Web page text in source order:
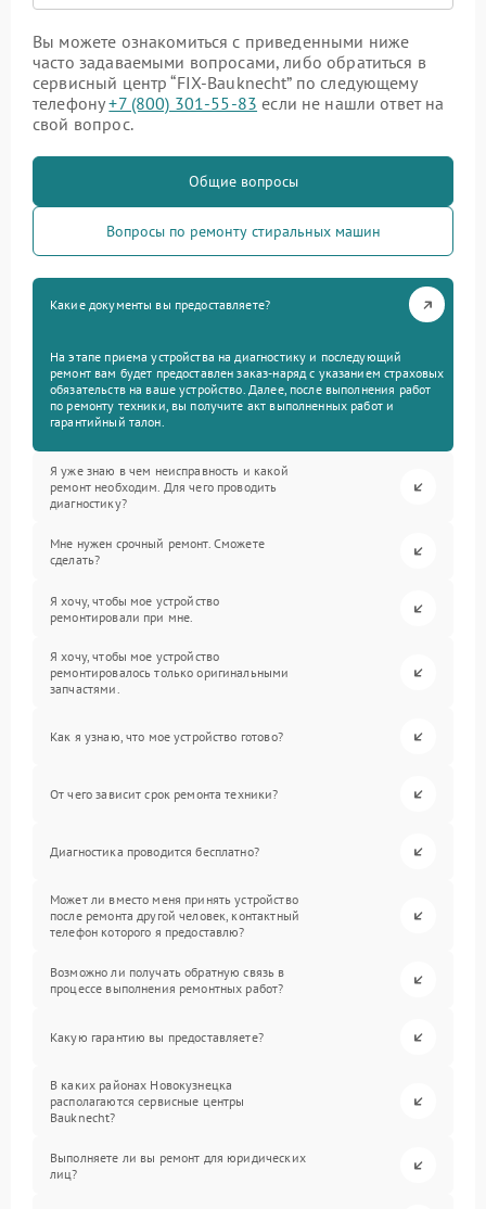
Вы можете ознакомиться с приведенными ниже
часто задаваемыми вопросами, либо обратиться в
сервисный центр “FIX-Bauknecht” по следующему
телефону+7 (800) 301-55-83 если не нашли ответ на
свой вопрос.
Общие вопросы
Вопросы по ремонту стиральных машин
Какие документы вы предоставляете?
На этапе приема устройства на диагностику и последующий
ремонт вам будет предоставлен заказ-наряд с указанием страховых
обязательств на ваше устройство. Далее, после выполнения работ
по ремонту техники, вы получите акт выполненных работ и
гарантийный талон.
Я уже знаю в чем неисправность и какой
ремонт необходим. Для чего проводить
диагностику?
Мне нужен срочный ремонт. Сможете
сделать?
Я хочу, чтобы мое устройство
ремонтировали при мне.
Я хочу, чтобы мое устройство
ремонтировалось только оригинальными
запчастями.
Как я узнаю, что мое устройство готово?
От чего зависит срок ремонта техники?
Диагностика проводится бесплатно?
Может ли вместо меня принять устройство
после ремонта другой человек, контактный
телефон которого я предоставлю?
Возможно ли получать обратную связь в
процессе выполнения ремонтных работ?
Какую гарантию вы предоставляете?
В каких районах Новокузнецка
располагаются сервисные центры
Bauknecht?
Выполняете ли вы ремонт для юридических
лиц?